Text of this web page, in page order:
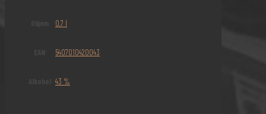
0,7 l
5407010420043
43 %